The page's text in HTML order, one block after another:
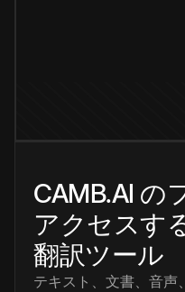
CAMB.AI の
アクセスす
翻訳ツール
テキスト、文書、音声